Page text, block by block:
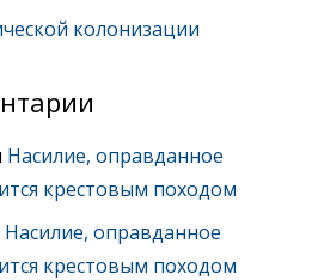
колонизации
Насилие, оправданное
крестовым походом
Насилие, оправданное
крестовым походом